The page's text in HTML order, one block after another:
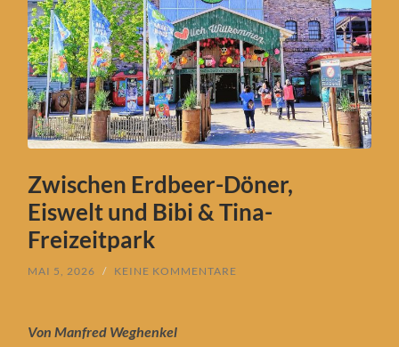
Zwischen Erdbeer-Döner,
Eiswelt und Bibi & Tina-
Freizeitpark
MAI 5, 2026 / KEINE KOMMENTARE
Von Manfred Weghenkel